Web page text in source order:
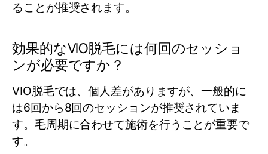
ることが推奨されます。
効果的なVIO脱毛には何回のセッショ
ンが必要ですか？
VIO脱毛では、個人差がありますが、一般的に
は6回から8回のセッションが推奨されていま
す。毛周期に合わせて施術を行うことが重要で
す。